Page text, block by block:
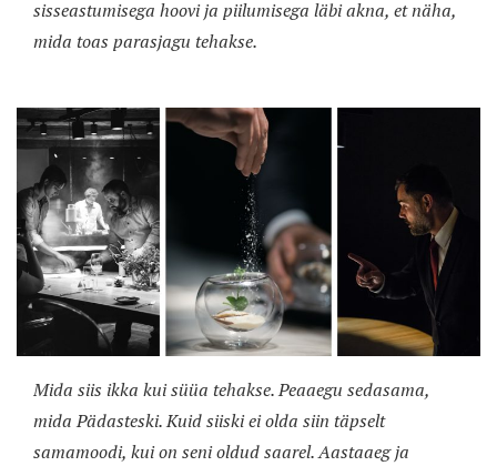
sisseastumisega hoovi ja piilumisega läbi akna, et näha,
mida toas parasjagu tehakse.
Mida siis ikka kui süüa tehakse. Peaaegu sedasama,
mida Pädasteski. Kuid siiski ei olda siin täpselt
samamoodi, kui on seni oldud saarel. Aastaaeg ja